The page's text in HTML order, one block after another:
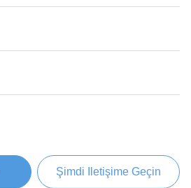
Şimdi Iletişime Geçin